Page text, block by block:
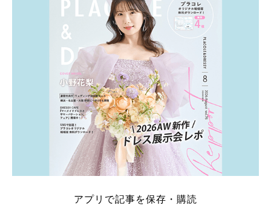
解決します。 まずは診断で候補を絞れる「ウェディ
ング診断」か、体験型 […]続きを読む
アプリで記事を保存・購読